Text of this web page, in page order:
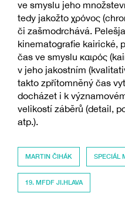
ve smyslu jeho
tedy jakožto χρόνος
či zašmodrchává.
kinematografie kairické,
čas ve smyslu καιρός
v jeho jakostním
takto zpřítomněný čas
docházet i k
velikostí záběrů (detail,
atp.).
MARTIN ČIHÁK SPECIÁL
19. MFDF JI.HLAVA